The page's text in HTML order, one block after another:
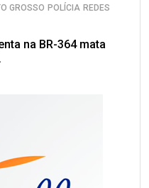
GROSSO POLÍCIA REDES
na BR-364 mata